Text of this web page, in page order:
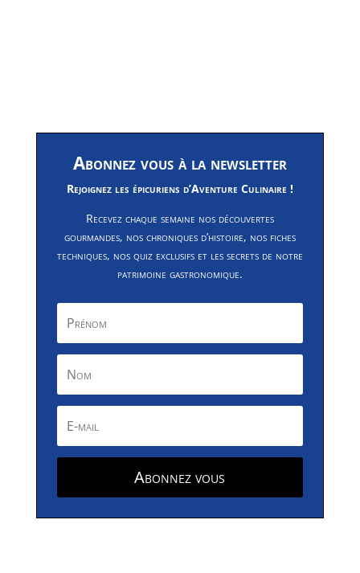
Abonnez vous à la newsletter
Rejoignez les épicuriens d’Aventure Culinaire !
Recevez chaque semaine nos découvertes
gourmandes, nos chroniques d’histoire, nos fiches
techniques, nos quiz exclusifs et les secrets de notre
patrimoine gastronomique.
Abonnez vous